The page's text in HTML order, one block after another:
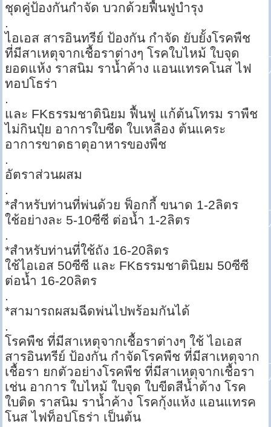
ชุดคู่ป้องกันกำจัด บวกด้วยฟื้นฟูบำรุง
.
ไอเอส สารอินทรีย์ ป้องกัน กำจัด ยับยั้งโรคพืช
ที่มีสาเหตุจากเชื้อราต่างๆ โรคใบไหม้ ใบจุด
ยอดแห้ง ราสนิม ราน้ำค้าง แอนแทรคโนส ไฟ
ทอปโธร่า
.
และ FKธรรมชาตินิยม ฟื้นฟู แก้ต้นโทรม ราพืช
ไม่กินปุ๋ย อาการใบซีด ใบเหลือง ต้นแคระ
อาการขาดธาตุอาหารของพืช
.
อัตราส่วนผสม
.
*สำหรับท่านที่พ่นด้วย ฟ็อกกี้ ขนาด 1-2ลิตร
ใช้อย่างละ 5-10ซีซี ต่อน้ำ 1-2ลิตร
.
*สำหรับท่านที่ใช้ถัง 16-20ลิตร
ใช้ไอเอส 50ซีซี และ FKธรรมชาตินิยม 50ซีซี
ต่อน้ำ 16-20ลิตร
.
*สามารถผสมฉีดพ่นไปพร้อมกันได้
.
โรคพืช ที่มีสาเหตุจากเชื้อราต่างๆ ใช้ ไอเอส
สารอินทรีย์ ป้องกัน กำจัดโรคพืช ที่มีสาเหตุจาก
เชื้อรา ยกตัวอย่างโรคพืช ที่มีสาเหตุจากเชื้อรา
เช่น อาการ ใบไหม้ ใบจุด ใบขีดสีน้ำต้าง โรค
ใบติด ราสนิม ราน้ำค้าง โรคกุ้งแห้ง แอนแทรค
โนส ไฟท็อปโธร่า เป็นต้น